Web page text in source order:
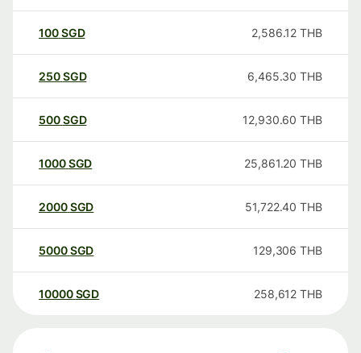
100SGD 2,586.12 THB
250SGD 6,465.30 THB
500SGD 12,930.60 THB
1000SGD 25,861.20 THB
2000SGD 51,722.40 THB
5000SGD 129,306 THB
10000 SGD 258,612 THB